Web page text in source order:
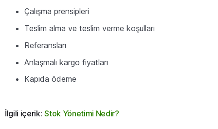
Çalışma prensipleri
Teslim alma ve teslim verme koşulları
Referansları
Anlaşmalı kargo fiyatları
Kapıda ödeme
İlgili içerik: Stok Yönetimi Nedir?